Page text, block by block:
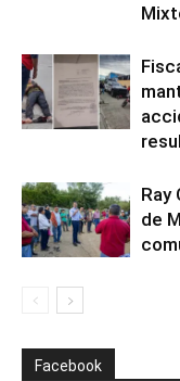
Ray
de
Facebook